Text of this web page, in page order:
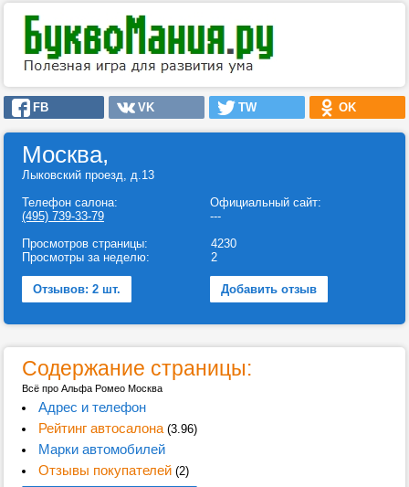
FB VK TW OK
Москва,
Лыковский проезд, д.13
Телефон салона:
(495) 739-33-79
Официальный сайт:
---
Просмотров страницы:
Просмотры за неделю:
4230
2
Отзывов: 2 шт. Добавить отзыв
Содержание страницы:
Всё про Альфа Ромео Москва
Адрес и телефон
Рейтинг автосалона(3.96)
Марки автомобилей
Отзывы покупателей(2)